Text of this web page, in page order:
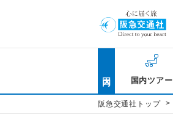
国内ツアー
阪急交通社トップ >